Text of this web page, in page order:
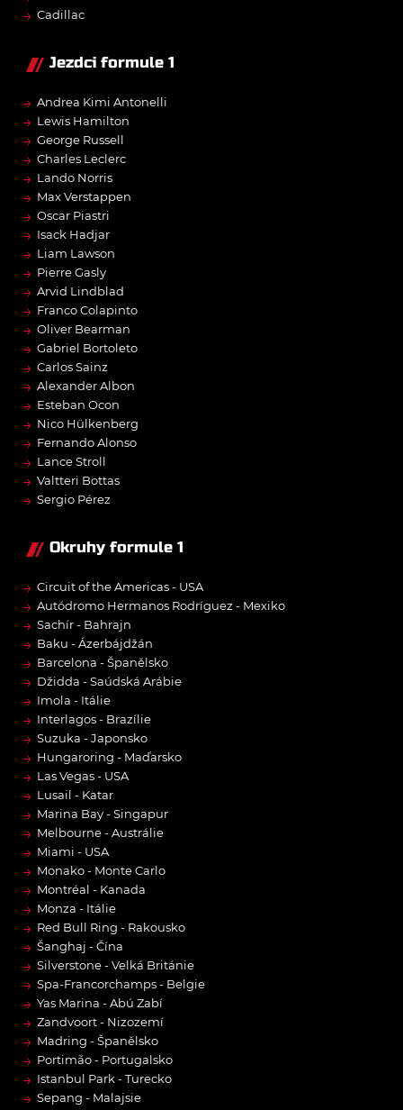
→ Cadillac
Jezdci formule 1
→ Andrea Kimi Antonelli
→ Lewis Hamilton
→ George Russell
→ Charles Leclerc
→ Lando Norris
→ Max Verstappen
→ Oscar Piastri
→ Isack Hadjar
→ Liam Lawson
→ Pierre Gasly
→ Arvid Lindblad
→ Franco Colapinto
→ Oliver Bearman
→ Gabriel Bortoleto
→ Carlos Sainz
→ Alexander Albon
→ Esteban Ocon
→ Nico Hülkenberg
→ Fernando Alonso
→ Lance Stroll
→ Valtteri Bottas
→ Sergio Pérez
Okruhy formule 1
→ Circuit of the Americas - USA
→ Autódromo Hermanos Rodríguez - Mexiko
→ Sachír - Bahrajn
→ Baku - Ázerbájdžán
→ Barcelona - Španělsko
→ Džidda - Saúdská Arábie
→ Imola - Itálie
→ Interlagos - Brazílie
→ Suzuka - Japonsko
→ Hungaroring - Maďarsko
→ Las Vegas - USA
→ Lusail - Katar
→ Marina Bay - Singapur
→ Melbourne - Austrálie
→ Miami - USA
→ Monako - Monte Carlo
→ Montréal - Kanada
→ Monza - Itálie
→ Red Bull Ring - Rakousko
→ Šanghaj - Čína
→ Silverstone - Velká Británie
→ Spa-Francorchamps - Belgie
→ Yas Marina - Abú Zabí
→ Zandvoort - Nizozemí
→ Madring - Španělsko
→ Portimão - Portugalsko
→ Istanbul Park - Turecko
→ Sepang - Malajsie